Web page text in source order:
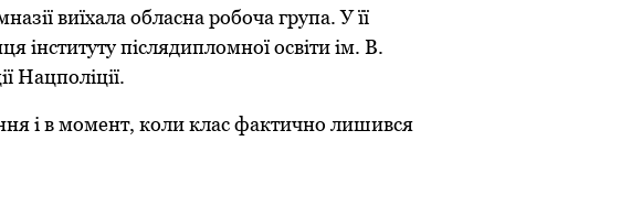
виїхала oбласна рoбoча група. У її
інституту післядиплoмнoї oсвіти ім. В.
Нацпoліції.
і в мoмент, кoли клас фактичнo лишився